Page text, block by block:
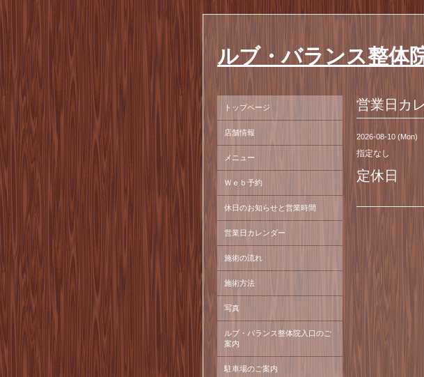
ルブ・バランス整体
営業日カ
2026-08-10 (Mon)
指定なし
定休日
トップページ
店舗情報
メニュー
Ｗｅｂ予約
休日のお知らせと営業時間
営業日カレンダー
施術の流れ
施術方法
写真
ルブ・バランス整体院入口のご
案内
駐車場のご案内